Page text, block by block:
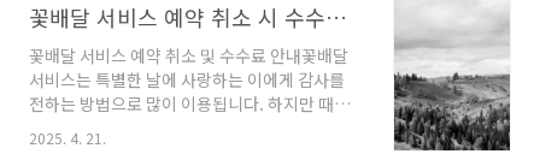
니다.면역력 강화: 장내 유산균은 면역체계를 조
절하는 데 중요한 ..
세히 살펴보도록 하겠습니다.국내총생산(GDP)
에서 이루어진 모든 생산 활동의 가치를 측정한
것입니다. 이는 특정 기간 동안 국내에서 생산된
모든 재화와 서비스의 총 시장 가치를 포함합니
다. 특히, GDP에는 외국인이나 외국 기업이 국내
꽃배달 서비스 예약 취소 시 수수료 정리
꽃배달 서비스 예약 취소 및 수수료 안내꽃배달
서비스는 특별한 날에 사랑하는 이에게 감사를
전하는 방법으로 많이 이용됩니다. 하지만 때때
로 예기치 못한 상황으로 인해 예약을 취소해야
할 경우가 생기기도 합니다. 이 글에서는 꽃배달
2025. 4. 21.